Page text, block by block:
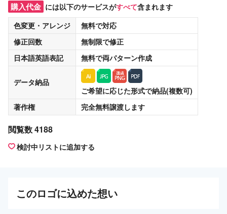
購入代金 には以下のサービスがすべて含まれます
色変更・アレンジ
無料で対応
修正回数
無制限で修正
日本語英語表記
無料で両パターン作成
データ納品
ご希望に応じた形式で納品(複数可)
著作権
完全無料譲渡します
閲覧数 4188
検討中リストに追加する
このロゴに込めた想い